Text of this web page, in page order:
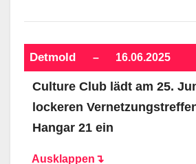
Detmold – 16.06.2025
Culture Club lädt am 25.
lockeren
Hangar 21 ein
Ausklappen↴